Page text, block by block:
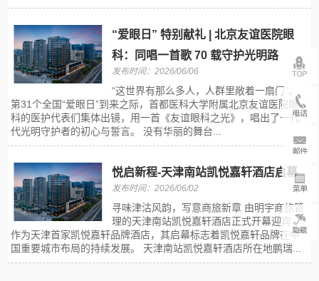
“爱眼日” 特别献礼 | 北京友谊医院眼
科：同唱一首歌 70 载守护光明路
发布时间：2026/06/06
“这世界有那么多人，人群里敞着一扇门”。
第31个全国“爱眼日”到来之际，首都医科大学附属北京友谊医院眼
科的医护代表们集体出镜，用一首《友谊眼科之光》，唱出了一代
代光明守护者的初心与誓言。 没有华丽的舞台...
悦启新程-天津南站凯悦嘉轩酒店启幕
发布时间：2026/06/02
寻味津沽风韵，写意商旅新章 由明宇商旅管
理的天津南站凯悦嘉轩酒店正式开幕迎宾，
作为天津首家凯悦嘉轩品牌酒店，其启幕标志着凯悦嘉轩品牌在中
国重要城市布局的持续发展。 天津南站凯悦嘉轩酒店所在地鹏瑞...